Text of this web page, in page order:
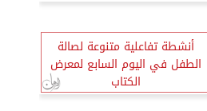
أنشطة تفاعلية متنوعة لصالة
الطفل في اليوم السابع لمعرض
الكتاب